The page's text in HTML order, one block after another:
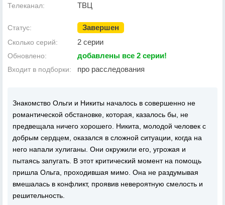
Телеканал: ТВЦ
Статус: Завершен
Сколько серий: 2 серии
Обновлено: добавлены все 2 серии!
Входит в подборки: про расследования
Знакомство Ольги и Никиты началось в совершенно не
романтической обстановке, которая, казалось бы, не
предвещала ничего хорошего. Никита, молодой человек с
добрым сердцем, оказался в сложной ситуации, когда на
него напали хулиганы. Они окружили его, угрожая и
пытаясь запугать. В этот критический момент на помощь
пришла Ольга, проходившая мимо. Она не раздумывая
вмешалась в конфликт, проявив невероятную смелость и
решительность.